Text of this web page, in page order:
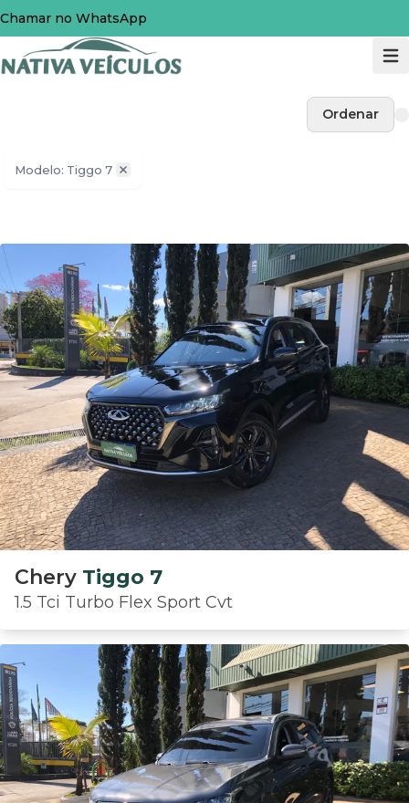
Chamar no WhatsApp
Ordenar
Modelo: Tiggo 7
Chery Tiggo 7
1.5 Tci Turbo Flex Sport Cvt